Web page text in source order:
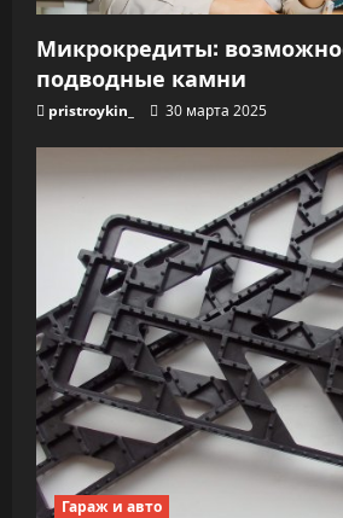
Микрокредиты:
подводные камни
pristroykin_ 30 марта 2025
Гараж и авто